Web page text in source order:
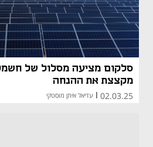
סלקום מציעה מסלול של
מקצצת את ההנחה
02.03.25
| עדיאל איתן מוסטקי